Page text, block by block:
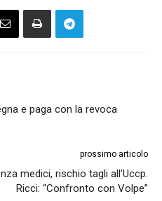
e paga con la revoca
prossimo articolo
medici, rischio tagli all’Uccp.
Ricci: “Confronto con Volpe”